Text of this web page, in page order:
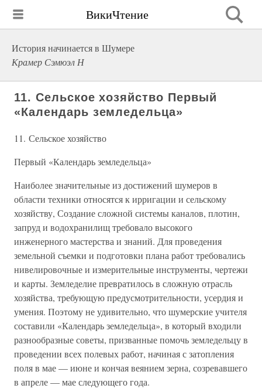
ВикиЧтение
История начинается в Шумере
Крамер Сэмюэл Н
11. Сельское хозяйство Первый
«Календарь земледельца»
11. Сельское хозяйство
Первый «Календарь земледельца»
Наиболее значительные из достижений шумеров в
области техники относятся к ирригации и сельскому
хозяйству, Создание сложной системы каналов, плотин,
запруд и водохранилищ требовало высокого
инженерного мастерства и знаний. Для проведения
земельной съемки и подготовки плана работ требовались
нивелировочные и измерительные инструменты, чертежи
и карты. Земледелие превратилось в сложную отрасль
хозяйства, требующую предусмотрительности, усердия и
умения. Поэтому не удивительно, что шумерские учителя
составили «Календарь земледельца», в который входили
разнообразные советы, призванные помочь земледельцу в
проведении всех полевых работ, начиная с затопления
поля в мае — июне и кончая веянием зерна, созревавшего
в апреле — мае следующего года.